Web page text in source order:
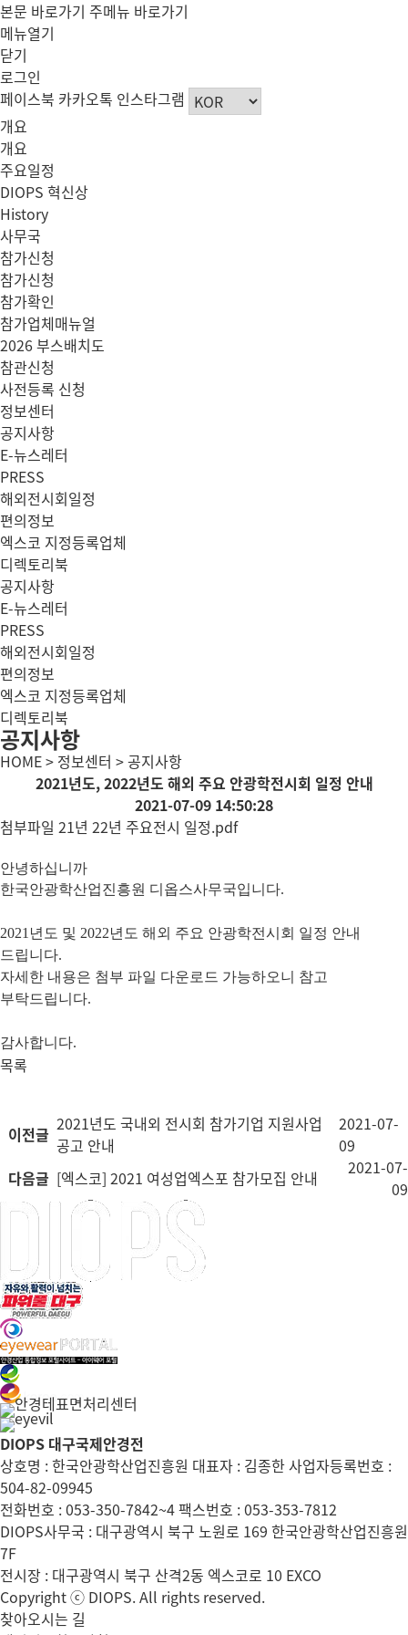
본문 바로가기 주메뉴 바로가기
메뉴열기
닫기
로그인
페이스북 카카오톡 인스타그램
개요
개요
주요일정
DIOPS 혁신상
History
사무국
참가신청
참가신청
참가확인
참가업체매뉴얼
2026 부스배치도
참관신청
사전등록 신청
정보센터
공지사항
E-뉴스레터
PRESS
해외전시회일정
편의정보
엑스코 지정등록업체
디렉토리북
공지사항
E-뉴스레터
PRESS
해외전시회일정
편의정보
엑스코 지정등록업체
디렉토리북
공지사항
HOME > 정보센터 > 공지사항
2021년도, 2022년도 해외 주요 안광학전시회 일정 안내
2021-07-09 14:50:28
첨부파일 21년 22년 주요전시 일정.pdf
안녕하십니까
한국안광학산업진흥원 디옵스사무국입니다.
2021 년도 및 2022년도 해외 주요 안광학전시회 일정 안내
드립니다.
자세한 내용은 첨부 파일 다운로드 가능하오니 참고
부탁드립니다.
감사합니다.
목록
이전글 2021년도 국내외 전시회 참가기업 지원사업
공고 안내
2021-07-
09
다음글 [엑스코] 2021 여성업엑스포 참가모집 안내
2021-07-
09
DIOPS 대구국제안경전
상호명 : 한국안광학산업진흥원 대표자 : 김종한 사업자등록번호 :
504-82-09945
전화번호 : 053-350-7842~4 팩스번호 : 053-353-7812
DIOPS사무국 : 대구광역시 북구 노원로 169 한국안광학산업진흥원
7F
전시장 : 대구광역시 북구 산격2동 엑스코로 10 EXCO
Copyright ⓒ DIOPS. All rights reserved.
찾아오시는 길